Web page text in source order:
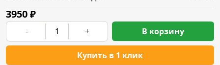
3950₽
- +
Купить в 1 клик
В корзину